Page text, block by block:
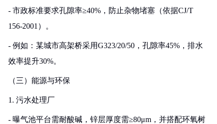
- 市政标准要求孔隙率≥40%，防止杂物堵塞（依据CJ/T
156-2001）。
- 例如：某城市高架桥采用G323/20/50，孔隙率45%，排水
效率提升30%。
（三）能源与环保
1. 污水处理厂
- 曝气池平台需耐酸碱，锌层厚度需≥80μm，并搭配环氧树